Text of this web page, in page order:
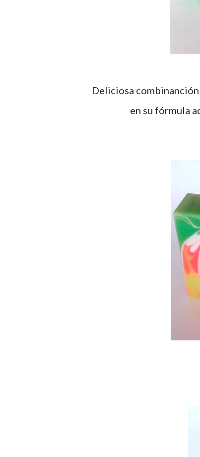
Deliciosa combinanción de colores (pigmentos flúor) y aromas cítricos, contiene
en su fórmula